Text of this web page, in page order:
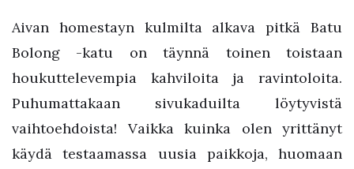
Aivan homestayn kulmilta alkava pitkä Batu
Bolong -katu on täynnä toinen toistaan
houkuttelevempia kahviloita ja ravintoloita.
Puhumattakaan sivukaduilta löytyvistä
vaihtoehdoista! Vaikka kuinka olen yrittänyt
käydä testaamassa uusia paikkoja, huomaan